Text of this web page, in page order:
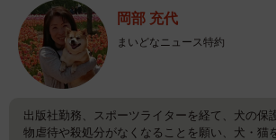
岡部 充代
まいどなニュース特約
出版社勤務、スポーツライターを経て、犬の保
物虐待や殺処分がなくなることを願い、犬・猫